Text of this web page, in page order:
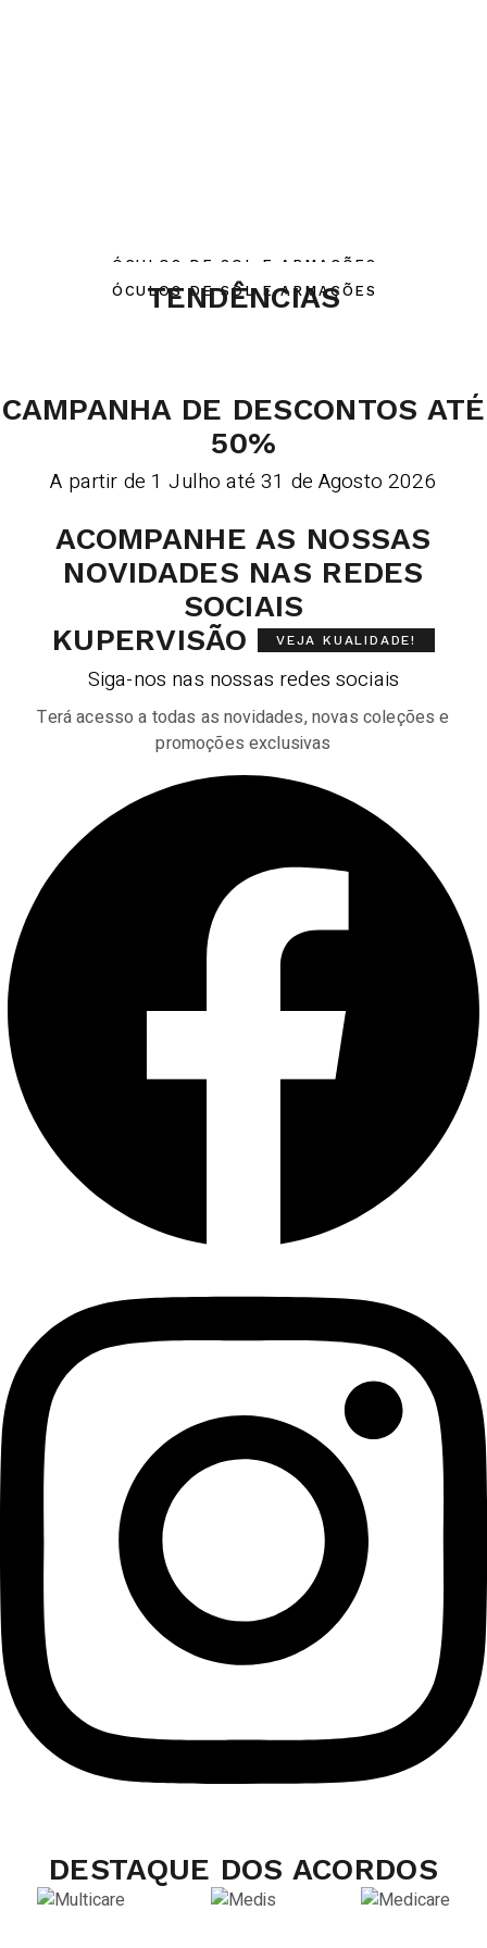
ÓCULOS DE SOL E ARMAÇÕES
ÓCULOS DE SOL E ARMAÇÕES
TENDÊNCIAS
CAMPANHA DE DESCONTOS ATÉ
50%
A partir de 1 Julho até 31 de Agosto 2026
ACOMPANHE AS NOSSAS
NOVIDADES NAS REDES
SOCIAIS
KUPERVISÃO
VEJA KUALIDADE!
Siga-nos nas nossas redes sociais
Terá acesso a todas as novidades, novas coleções e
promoções exclusivas
DESTAQUE DOS ACORDOS